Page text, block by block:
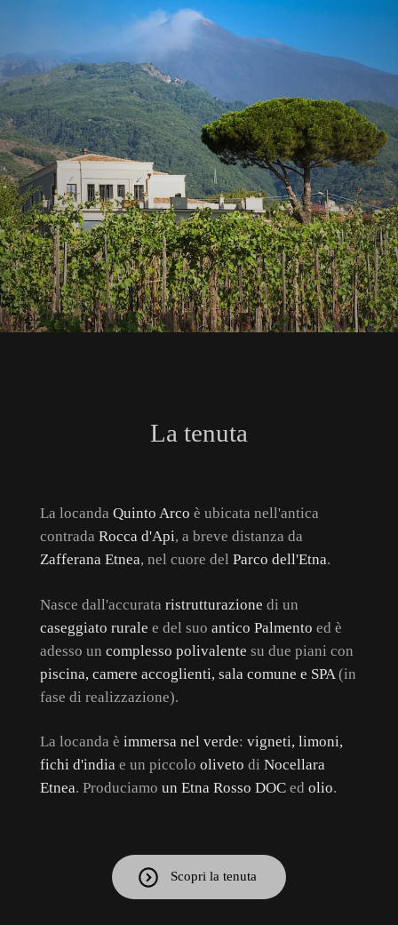
La tenuta
La locanda Quinto Arco è ubicata nell'antica
contrada Rocca d'Api, a breve distanza da
Zafferana Etnea, nel cuore del Parco dell'Etna.
Nasce dall'accurata ristrutturazione di un
caseggiato rurale e del suo antico Palmento ed è
adesso un complesso polivalente su due piani con
piscina, camere accoglienti, sala comune e SPA(in
fase di realizzazione).
La locanda è immersa nel verde: vigneti, limoni,
fichi d'indiae un piccolo oliveto di Nocellara
Etnea. Produciamo un Etna Rosso DOCed olio.
Scopri la tenuta